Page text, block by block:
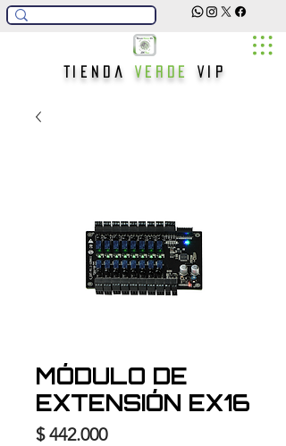
TiendaVerde Vip
MÓDULO DE
EXTENSIÓN EX16
$ 442.000Precio